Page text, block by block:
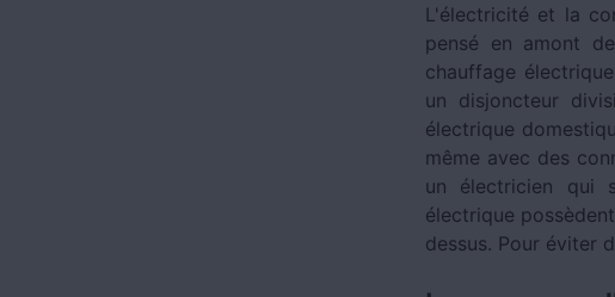
L'électricité et la
pensé en amont
chauffage
un disjoncteur
électrique
même avec des
un électricien qui
électrique
dessus. Pour éviter